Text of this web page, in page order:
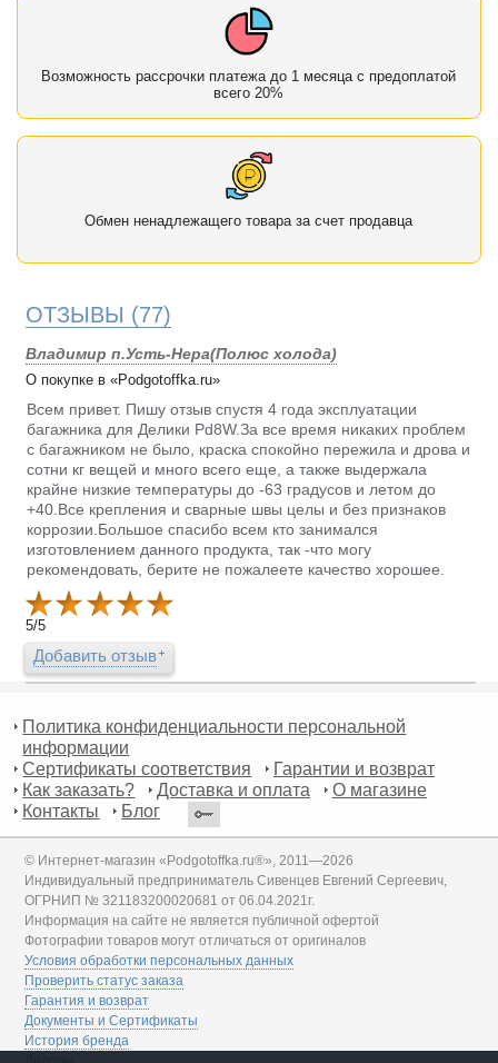
Возможность рассрочки платежа до 1 месяца с предоплатой
всего 20%
Обмен ненадлежащего товара за счет продавца
ОТЗЫВЫ (77)
Владимир п.Усть-Нера(Полюс холода)
О покупке в «Podgotoffka.ru»
Всем привет. Пишу отзыв спустя 4 года эксплуатации
багажника для Делики Pd8W.За все время никаких проблем
с багажником не было, краска спокойно пережила и дрова и
сотни кг вещей и много всего еще, а также выдержала
крайне низкие температуры до -63 градусов и летом до
+40.Все крепления и сварные швы целы и без признаков
коррозии.Большое спасибо всем кто занимался
изготовлением данного продукта, так -что могу
рекомендовать, берите не пожалеете качество хорошее.
5/5
Добавить отзыв
Политика конфиденциальности персональной
информации
Сертификаты соответствия
Гарантии и возврат
Как заказать?
Доставка и оплата
О магазине
Контакты
Блог
© Интернет-магазин «Podgotoffka.ru®», 2011—2026
Индивидуальный предприниматель Сивенцев Евгений Сергеевич,
ОГРНИП № 321183200020681 от 06.04.2021г.
Информация на сайте не является публичной офертой
Фотографии товаров могут отличаться от оригиналов
Условия обработки персональных данных
Проверить статус заказа
Гарантия и возврат
Документы и Сертификаты
История бренда